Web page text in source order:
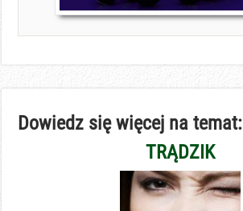
Dowiedz się więcej na temat:
TRĄDZIK